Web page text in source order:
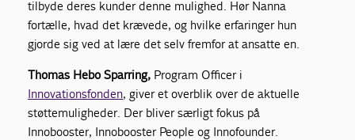
tilbyde deres kunder denne mulighed. Hør Nanna
fortælle, hvad det krævede, og hvilke erfaringer hun
gjorde sig ved at lære det selv fremfor at ansatte en.
Thomas Hebo Sparring, Program Officer i
Innovationsfonden, giver et overblik over de aktuelle
støttemuligheder. Der bliver særligt fokus på
Innobooster, Innobooster People og Innofounder.